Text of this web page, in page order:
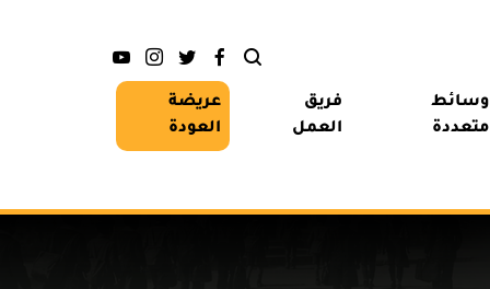
وسائط
متعددة
فريق
العمل
عريضة
العودة